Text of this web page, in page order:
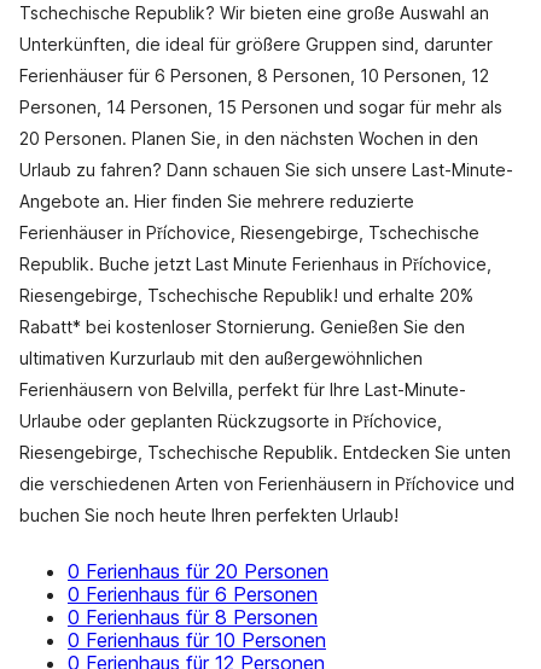
Tschechische Republik? Wir bieten eine große Auswahl an
Unterkünften, die ideal für größere Gruppen sind, darunter
Ferienhäuser für 6 Personen, 8 Personen, 10 Personen, 12
Personen, 14 Personen, 15 Personen und sogar für mehr als
20 Personen. Planen Sie, in den nächsten Wochen in den
Urlaub zu fahren? Dann schauen Sie sich unsere Last-Minute-
Angebote an. Hier finden Sie mehrere reduzierte
Ferienhäuser in Příchovice, Riesengebirge, Tschechische
Republik. Buche jetzt Last Minute Ferienhaus in Příchovice,
Riesengebirge, Tschechische Republik! und erhalte 20%
Rabatt* bei kostenloser Stornierung. Genießen Sie den
ultimativen Kurzurlaub mit den außergewöhnlichen
Ferienhäusern von Belvilla, perfekt für Ihre Last-Minute-
Urlaube oder geplanten Rückzugsorte in Příchovice,
Riesengebirge, Tschechische Republik. Entdecken Sie unten
die verschiedenen Arten von Ferienhäusern in Příchovice und
buchen Sie noch heute Ihren perfekten Urlaub!
0 Ferienhaus für 20 Personen
0 Ferienhaus für 6 Personen
0 Ferienhaus für 8 Personen
0 Ferienhaus für 10 Personen
0 Ferienhaus für 12 Personen